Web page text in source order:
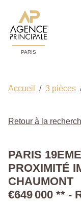
PARIS
Accueil 3 pièces
Retour à la
PARIS
PROXIMITÉ
CHAUMONT
€649 000 ** -